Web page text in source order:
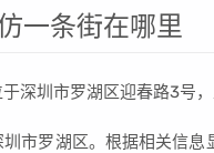
一条街在哪里
深圳市罗湖区迎春路3号
市罗湖区。根据相关信